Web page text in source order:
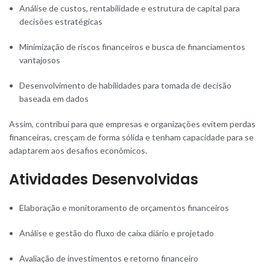
Análise de custos, rentabilidade e estrutura de capital para
decisões estratégicas
Minimização de riscos financeiros e busca de financiamentos
vantajosos
Desenvolvimento de habilidades para tomada de decisão
baseada em dados
Assim, contribui para que empresas e organizações evitem perdas
financeiras, cresçam de forma sólida e tenham capacidade para se
adaptarem aos desafios econômicos.
Atividades Desenvolvidas
Elaboração e monitoramento de orçamentos financeiros
Análise e gestão do fluxo de caixa diário e projetado
Avaliação de investimentos e retorno financeiro